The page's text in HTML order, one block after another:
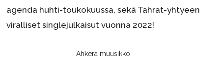
agenda huhti-toukokuussa, sekä Tahrat-yhtyeen
viralliset singlejulkaisut vuonna 2022!
Ahkera muusikko